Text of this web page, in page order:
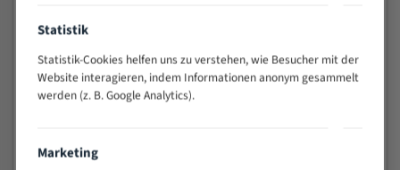
Widerstandsfähig gegen Zahnbruch auch bei
wechselnde Verbindungslängen)
Sehr geringe Vibration
Technische Beschreibung:
Statistik
Statistik-Cookies helfen uns zu verstehen, wie Besucher mit der
Website interagieren, indem Informationen anonym gesammelt
werden (z. B. Google Analytics).
Marketing